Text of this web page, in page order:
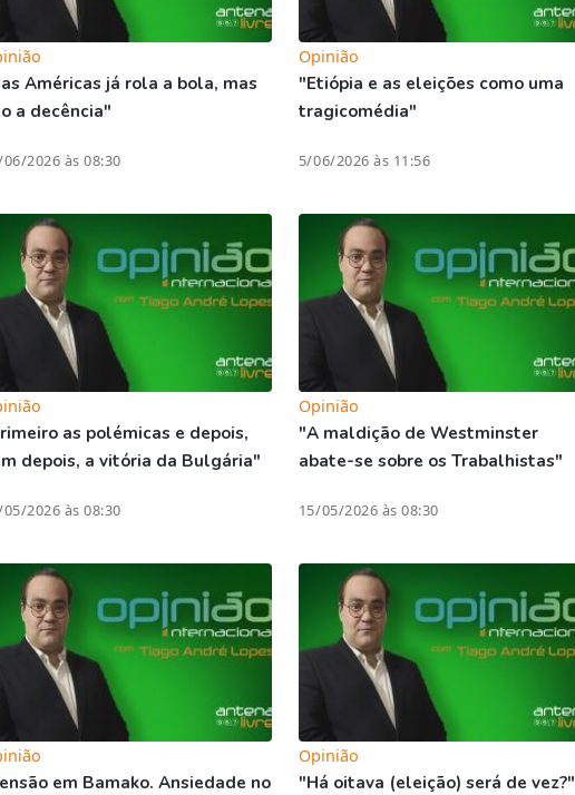
Américas já rola a bola, mas
a decência"
2026 às 08:30
Opinião
"Etiópia e as eleições como uma
tragicomédia"
5/06/2026 às 11:56
as polémicas e depois,
depois, a vitória da Bulgária"
2026 às 08:30
Opinião
"A maldição de Westminster
abate-se sobre os Trabalhistas"
15/05/2026 às 08:30
em Bamako. Ansiedade no
Opinião
"Há oitava (eleição) será de vez?"